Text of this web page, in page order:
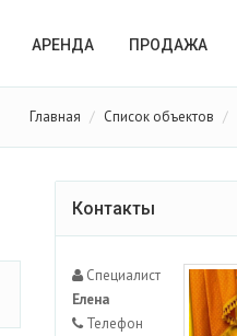
АРЕНДА ПРОДАЖА
Главная Список объектов
Контакты
Специалист
Елена
Телефон